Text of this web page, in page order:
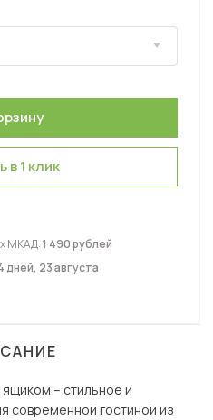
в 1 клик
МКАД:1 490 рублей
дней, 23 августа
– стильное и
современной гостиной из